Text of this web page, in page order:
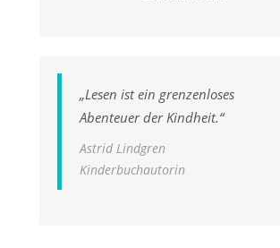
„Lesen ist ein grenzenloses
Abenteuer der Kindheit.“
Astrid Lindgren
Kinderbuchautorin